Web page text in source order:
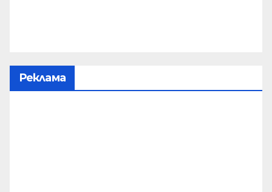
Реклама